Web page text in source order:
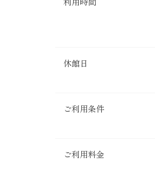
休館日
ご利用条件
ご利用料金